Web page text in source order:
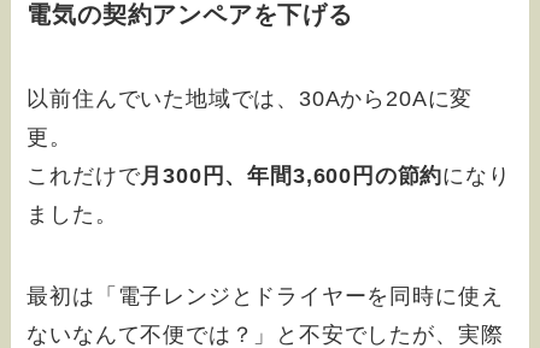
電気の契約アンペアを下げる
以前住んでいた地域では、30Aから20Aに変
更。
これだけで月300円、年間3,600円の節約になり
ました。
最初は「電子レンジとドライヤーを同時に使え
ないなんて不便では？」と不安でしたが、実際